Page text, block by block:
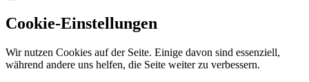
Cookie-Einstellungen
Wir nutzen Cookies auf der Seite. Einige davon sind essenziell,
während andere uns helfen, die Seite weiter zu verbessern.